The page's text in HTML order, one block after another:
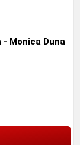
Monica Duna